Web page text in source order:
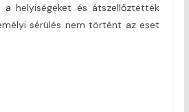
a helyiségeket és átszellőztették
sérülés nem történt az eset